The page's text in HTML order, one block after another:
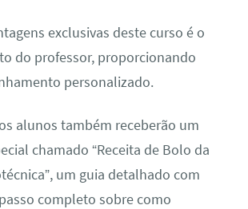
exclusivas deste curso é o
do professor, proporcionando
personalizado.
alunos também receberão um
chamado “Receita de Bolo da
um guia detalhado com
completo sobre como